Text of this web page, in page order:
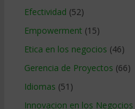
Efectividad (52)
Empowerment (15)
Etica en los negocios (46)
Gerencia de Proyectos (66)
Idiomas (51)
Innovacion en los Negocios